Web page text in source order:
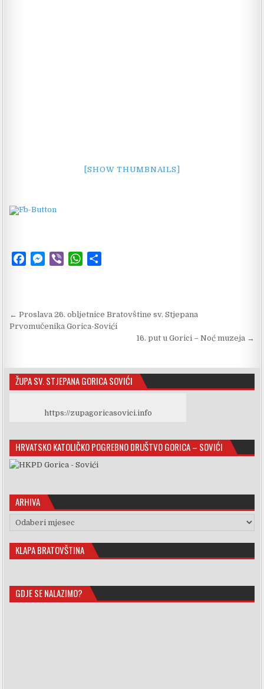
[SHOW THUMBNAILS]
b
o
M
e
n
r
V
r
W
s
A
e
Navigacija objava
← Proslava 26. obljetnice Bratovštine sv. Stjepana
Prvomučenika Gorica-Sovići
16. put u Gorici – Noć muzeja →
ŽUPA SV. STJEPANA GORICA SOVIĆI
https://zupagoricasovici.info
HRVATSKO KATOLIČKO POGREBNO DRUŠTVO GORICA – SOVIĆI
ARHIVA
Arhiva
KLAPA BRATOVŠTINA
GDJE SE NALAZIMO?